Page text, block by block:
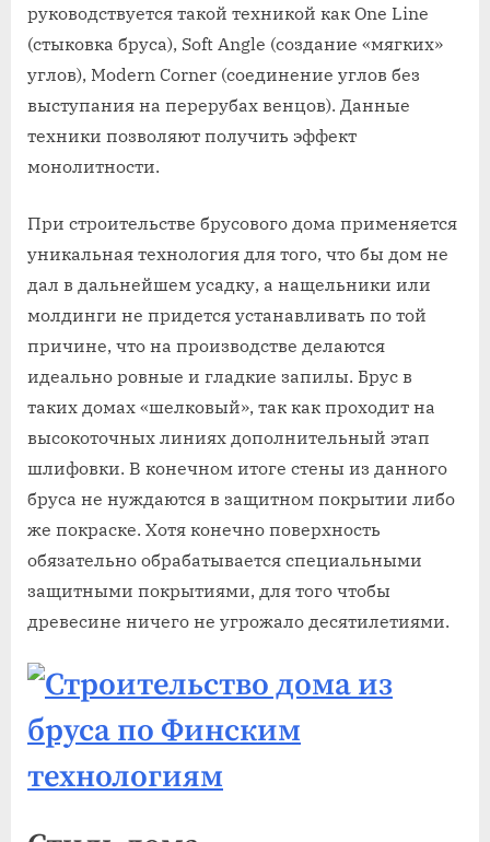
руководствуется такой техникой как One Line
(стыковка бруса), Soft Angle (создание «мягких»
углов), Modern Corner (соединение углов без
выступания на перерубах венцов). Данные
техники позволяют получить эффект
монолитности.
При строительстве брусового дома применяется
уникальная технология для того, что бы дом не
дал в дальнейшем усадку, а нащельники или
молдинги не придется устанавливать по той
причине, что на производстве делаются
идеально ровные и гладкие запилы. Брус в
таких домах «шелковый», так как проходит на
высокоточных линиях дополнительный этап
шлифовки. В конечном итоге стены из данного
бруса не нуждаются в защитном покрытии либо
же покраске. Хотя конечно поверхность
обязательно обрабатывается специальными
защитными покрытиями, для того чтобы
древесине ничего не угрожало десятилетиями.